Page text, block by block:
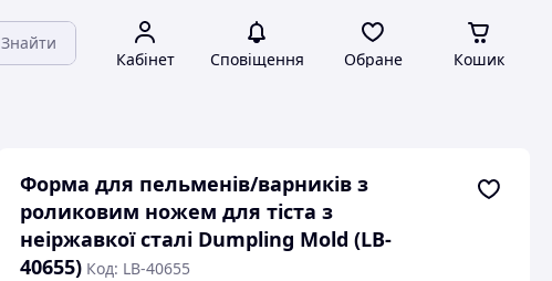
Знайти
Кабінет Сповіщення Обране Кошик
Форма для пельменів/варників з
роликовим ножем для тіста з
неіржавкої сталі Dumpling Mold (LB-
40655) Код: LB-40655